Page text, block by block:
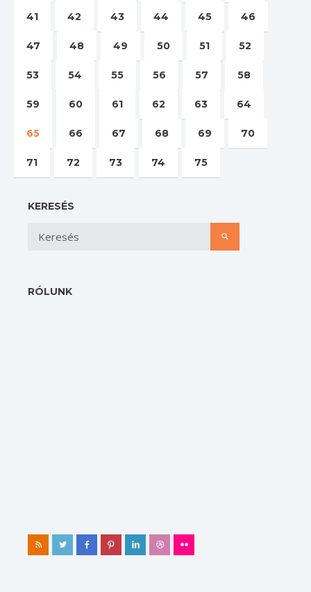
41 42 43 44 45 46
47 48 49 50 51 52
53 54 55 56 57 58
59 60 61 62 63 64
65 66 67 68 69 70
71 72 73 74 75
KERESÉS
RÓLUNK